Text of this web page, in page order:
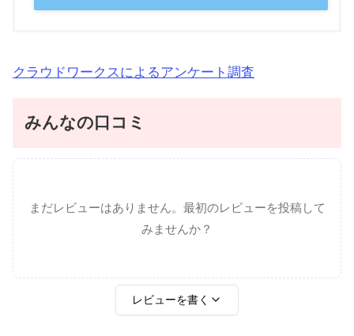
クラウドワークスによるアンケート調査
みんなの口コミ
まだレビューはありません。最初のレビューを投稿して
みませんか？
レビューを書く